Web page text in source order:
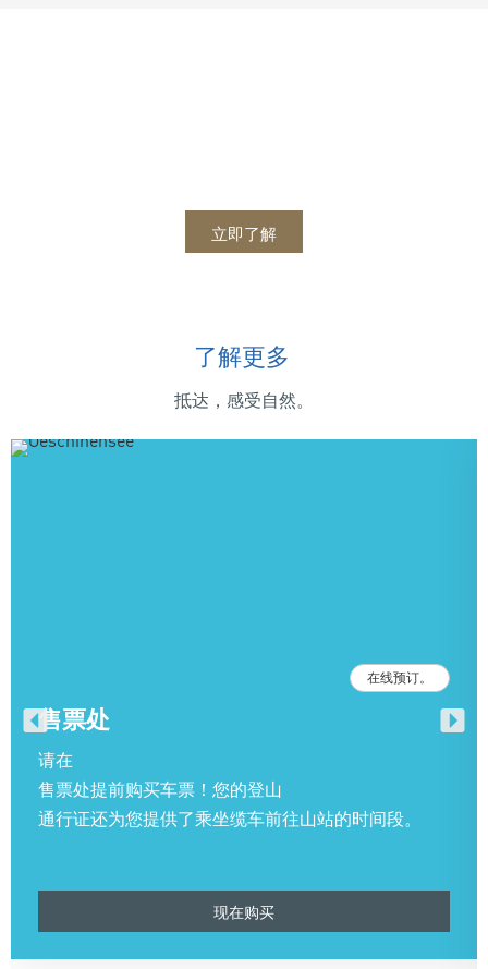
立即了解
了解更多
抵达，感受自然。
在线预订。
售票处
请在
售票处提前购买车票！您的登山
通行证还为您提供了乘坐缆车前往山站的时间段。
现在购买